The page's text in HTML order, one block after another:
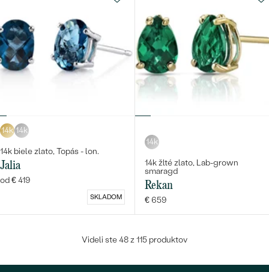
14k 14k
14k biele zlato, Topás - lon.
Jalia
od € 419
SKLADOM
14k
14k žlté zlato, Lab-grown
smaragd
Rekan
€ 659
Videli ste 48 z 115 produktov